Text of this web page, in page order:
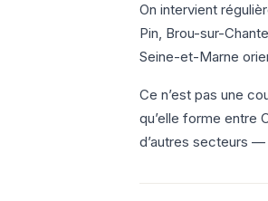
On intervient
Pin, Brou-sur-
Seine-et-Marne
Ce n’est pas une
qu’elle forme entre
d’autres secteurs